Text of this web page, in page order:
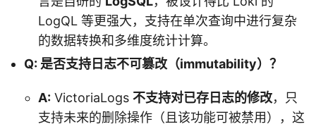
LogQL 等更强大，支持在单次查询中进行复杂
的数据转换和多维度统计计算。
Q: 是否支持日志不可篡改（immutability）？
A: VictoriaLogs 不支持对已存日志的修改，只
支持未来的删除操作（且该功能可被禁用），这